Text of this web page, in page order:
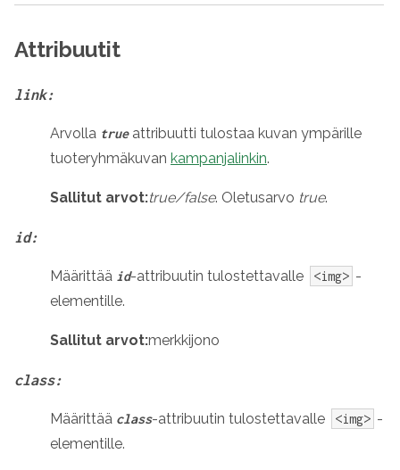
Attribuutit
link:
Arvolla trueattribuutti tulostaa kuvan ympärille
tuoteryhmäkuvan kampanjalinkin.
Sallitut arvot:true/false. Oletusarvo true.
id:
Määrittää id-attribuutin tulostettavalle <img> -
elementille.
Sallitut arvot:merkkijono
class:
Määrittää class-attribuutin tulostettavalle <img> -
elementille.